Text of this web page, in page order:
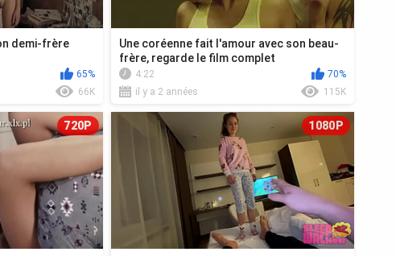
demi-frère
65%
66K
Une coréenne fait l'amour avec son beau-
frère, regarde le film complet
4:22
70%
il y a 2 années
115K
720P 1080P